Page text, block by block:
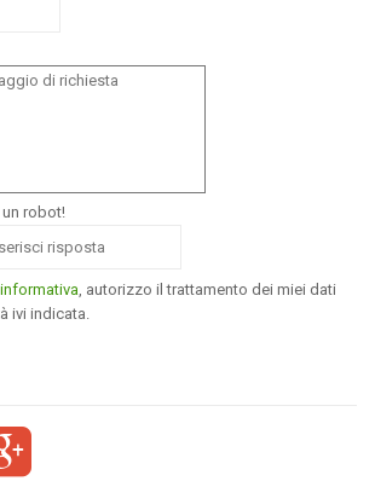
robot!
, autorizzo il trattamento dei miei dati
ivi indicata.